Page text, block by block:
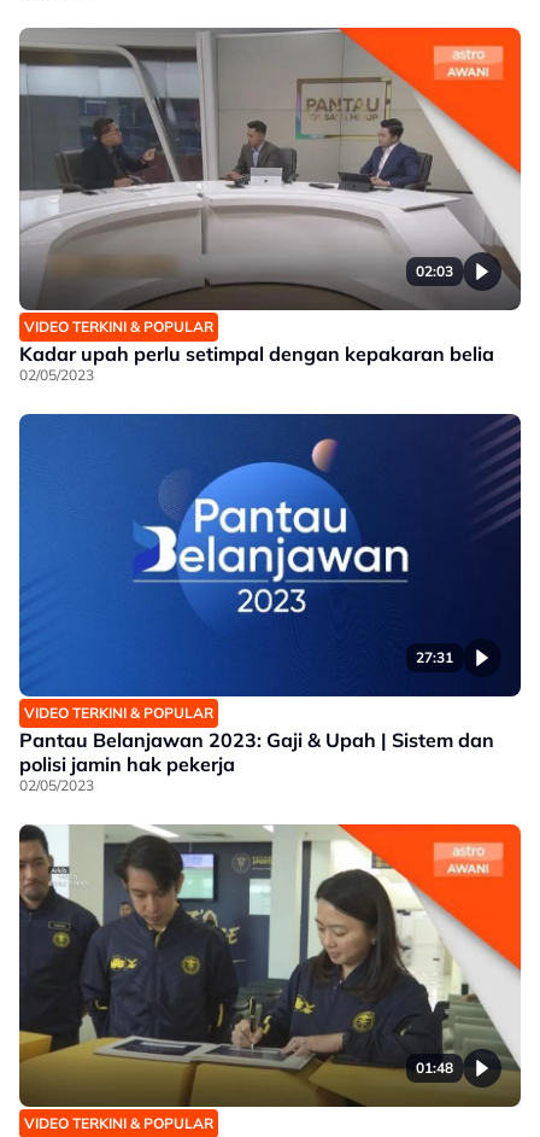
02:03
VIDEO TERKINI & POPULAR
Kadar upah perlu setimpal dengan kepakaran belia
02/05/2023
27:31
VIDEO TERKINI & POPULAR
Pantau Belanjawan 2023: Gaji & Upah | Sistem dan
polisi jamin hak pekerja
02/05/2023
01:48
VIDEO TERKINI & POPULAR